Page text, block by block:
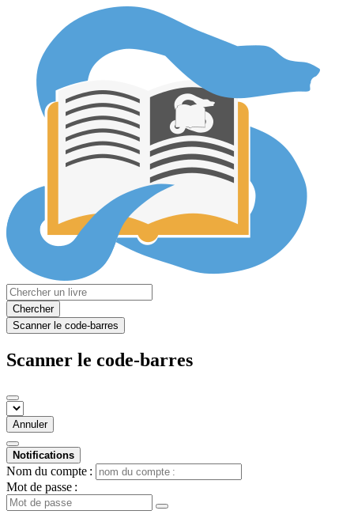
Chercher
Scanner le code-barres
Scanner le code-barres
Annuler
Notifications
Nom du compte :
Mot de passe :